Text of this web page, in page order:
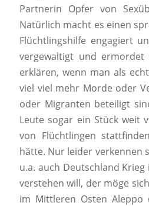
Partnerin Opfer von
Natürlich macht es einen
Flüchtlingshilfe engagiert
vergewaltigt und
erklären, wenn man als
viel viel mehr Morde oder
oder Migranten beteiligt
Leute sogar ein Stück weit
von Flüchtlingen
hätte. Nur leider verkennen
u.a. auch Deutschland
verstehen will, der möge
im Mittleren Osten